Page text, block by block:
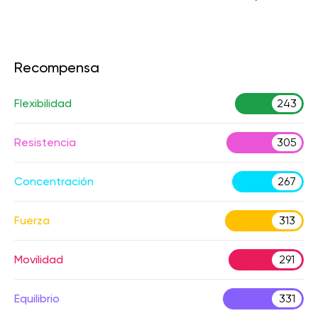
Recompensa
Flexibilidad 243
Resistencia 305
Concentración 267
Fuerza 313
Movilidad 291
Equilibrio 331